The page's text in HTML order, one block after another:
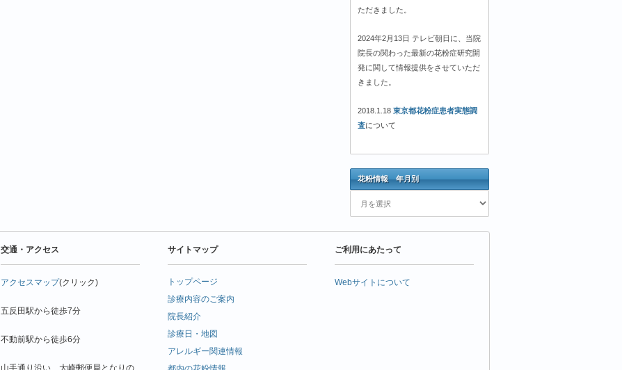
ただきました。
2024年2月13日 テレビ朝日に、当院
院長の関わった最新の花粉症研究開
発に関して情報提供をさせていただ
きました。
2018.1.18 東京都花粉症患者実態調
査について
花粉情報 年月別
花
粉
年
月
別
交通・アクセス
アクセスマップ(クリック)
五反田駅から徒歩7分
不動前駅から徒歩6分
山手通り沿い、大崎郵便局となりの
サイトマップ
トップページ
診療内容のご案内
院長紹介
診療日・地図
アレルギー関連情報
ご利用にあたって
Webサイトについて